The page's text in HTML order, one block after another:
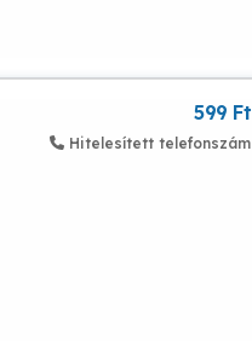
599 Ft
Hitelesített telefonszám